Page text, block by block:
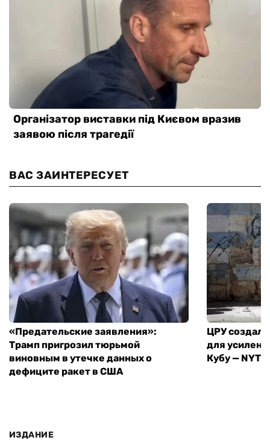
ВАС ЗАИНТЕРЕСУЕТ
«Предательские заявления»:
Трамп пригрозил тюрьмой
виновным в утечке данных о
дефиците ракет в США
ЦРУ
для
Кубу — NYT
ИЗДАНИЕ